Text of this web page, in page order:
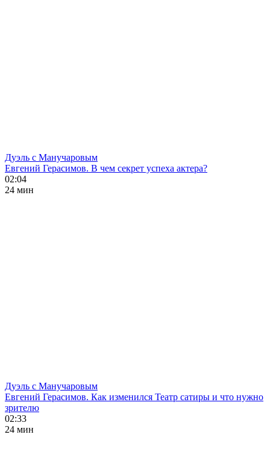
Дуэль с Манучаровым
Евгений Герасимов. В чем секрет успеха актера?
02:04
24 мин
Дуэль с Манучаровым
Евгений Герасимов. Как изменился Театр сатиры и что нужно
зрителю
02:33
24 мин